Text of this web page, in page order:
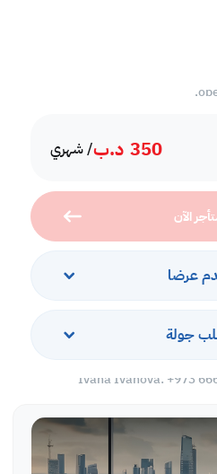
350 د.ب/ شهري
الآن
عرضا
جولة
More variety of properties are
Ivana Ivanova: +973